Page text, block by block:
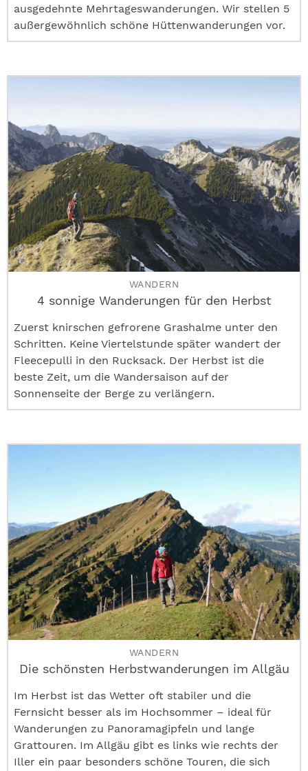
ausgedehnte Mehrtageswanderungen. Wir stellen 5
außergewöhnlich schöne Hüttenwanderungen vor.
WANDERN
4 sonnige Wanderungen für den Herbst
Zuerst knirschen gefrorene Grashalme unter den
Schritten. Keine Viertelstunde später wandert der
Fleecepulli in den Rucksack. Der Herbst ist die
beste Zeit, um die Wandersaison auf der
Sonnenseite der Berge zu verlängern.
WANDERN
Die schönsten Herbstwanderungen im Allgäu
Im Herbst ist das Wetter oft stabiler und die
Fernsicht besser als im Hochsommer – ideal für
Wanderungen zu Panoramagipfeln und lange
Grattouren. Im Allgäu gibt es links wie rechts der
Iller ein paar besonders schöne Touren, die sich